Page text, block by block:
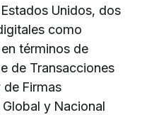
Unidos, dos
como
términos de
de Transacciones
de Firmas
y Nacional